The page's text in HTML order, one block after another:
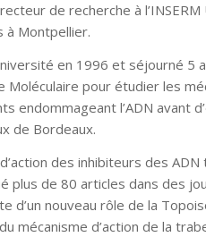
de recherche à
à Montpellier.
en 1996 et séjourné 5
pour étudier les
endommageant l’ADN avant
de Bordeaux.
des inhibiteurs des
plus de 80 articles dans des
d’un nouveau rôle de la
mécanisme d’action de la